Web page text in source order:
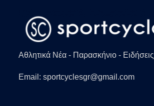
Αθλητικά Νέα - Παρασκήνιο - Ειδήσεις
Email: sportcyclesgr@gmail.com